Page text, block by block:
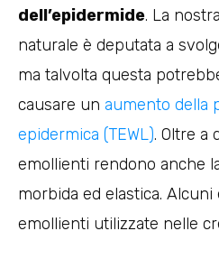
dell’epidermide. La
naturale è deputata a
ma talvolta questa
causare un aumento della
epidermica (TEWL). Oltre a
emollienti rendono anche
morbida ed elastica.
emollienti utilizzate nelle